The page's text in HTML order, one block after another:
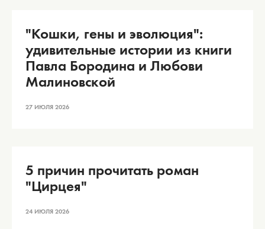
"Кошки, гены и эволюция":
удивительные истории из книги
Павла Бородина и Любови
Малиновской
27 ИЮЛЯ 2026
5 причин прочитать роман
"Цирцея"
24 ИЮЛЯ 2026